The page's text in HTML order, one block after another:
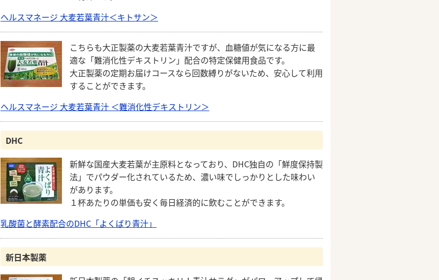
ヘルスマネージ 大麦若葉青汁＜キトサン＞
こちらも大正製薬の大麦若葉青汁ですが、血糖値が気になる方に最
適な「難消化性デキストリン」配合の特定保健用食品です。
大正製薬の定期お届けコースなら回数縛りがないため、安心して利用
することができます。
ヘルスマネージ 大麦若葉青汁 ＜難消化性デキストリン＞
DHC
新鮮な国産大麦若葉が主原料となっており、DHC独自の「鮮度保持製
法」でパウダー化されているため、濃い味でしっかりとした味わい
があります。
１杯あたりの単価も安く毎日経済的に飲むことができます。
乳酸菌と酵素配合のDHC「よくばり青汁」
新日本製薬